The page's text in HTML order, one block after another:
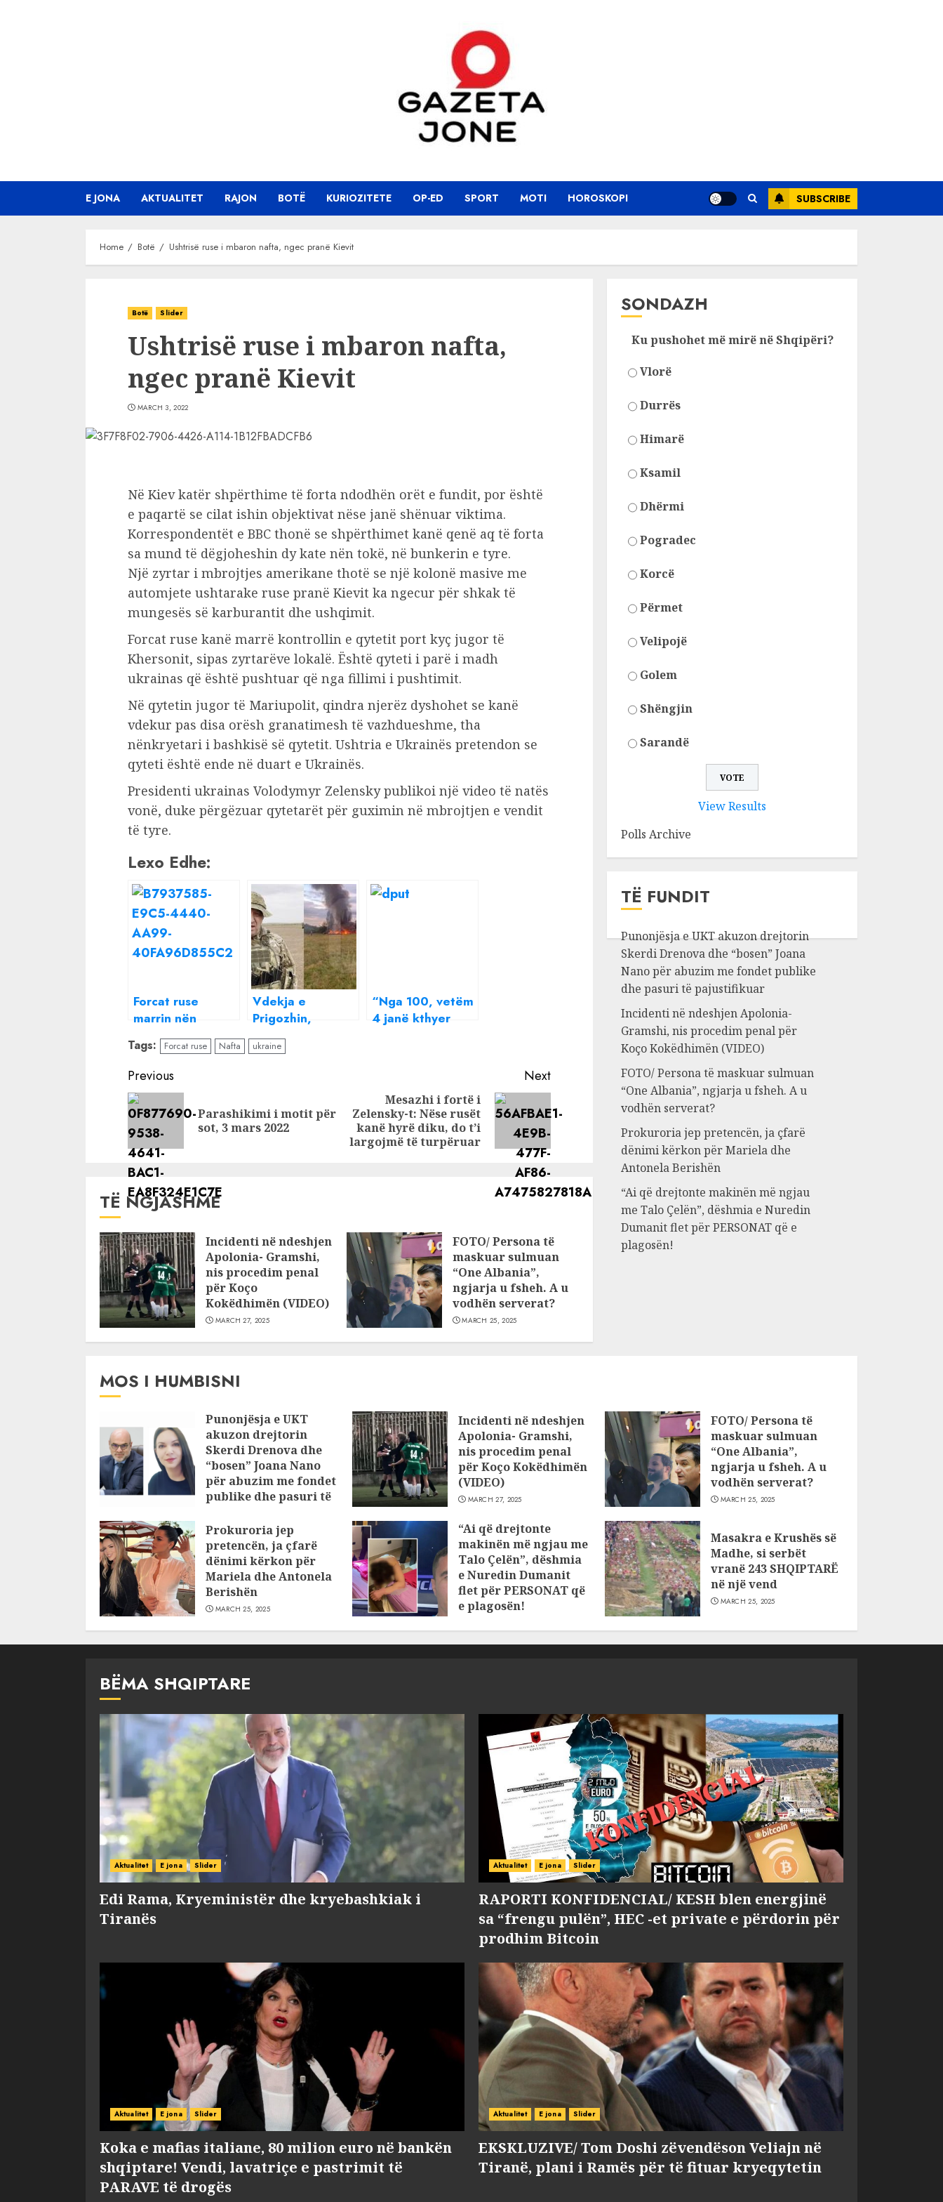
E JONA AKTUALITET RAJON BOTË KURIOZITETE OP-ED SPORT MOTI HOROSKOPI SUBSCRIBE
Home Botë Ushtrisë ruse i mbaron nafta, ngec pranë Kievit
Botë Slider
Ushtrisë ruse i mbaron nafta,
ngec pranë Kievit
MARCH 3, 2022
Në Kiev katër shpërthime të forta ndodhën orët e fundit, por është
e paqartë se cilat ishin objektivat nëse janë shënuar viktima.
Korrespondentët e BBC thonë se shpërthimet kanë qenë aq të forta
sa mund të dëgjoheshin dy kate nën tokë, në bunkerin e tyre.
Një zyrtar i mbrojtjes amerikane thotë se një kolonë masive me
automjete ushtarake ruse pranë Kievit ka ngecur për shkak të
mungesës së karburantit dhe ushqimit.
Forcat ruse kanë marrë kontrollin e qytetit port kyç jugor të
Khersonit, sipas zyrtarëve lokalë. Është qyteti i parë i madh
ukrainas që është pushtuar që nga fillimi i pushtimit.
Në qytetin jugor të Mariupolit, qindra njerëz dyshohet se kanë
vdekur pas disa orësh granatimesh të vazhdueshme, tha
nënkryetari i bashkisë së qytetit. Ushtria e Ukrainës pretendon se
qyteti është ende në duart e Ukrainës.
Presidenti ukrainas Volodymyr Zelensky publikoi një video të natës
vonë, duke përgëzuar qytetarët për guximin në mbrojtjen e vendit
të tyre.
Lexo Edhe:
Forcat ruse
marrin nën
kontroll
aeroportin e
Kievit
Vdekja e
Prigozhin,
Wagner: Avioni u
rrëzua nga forcat
“Nga 100, vetëm
4 janë kthyer
në Ukrainë
Tags: Forcat ruse Nafta ukraine
Continue
Reading
Previous
Previous
post:
Parashikimi i motit për
sot, 3 mars 2022
Next
Next
post:
Mesazhi i fortë i
Zelensky-t: Nëse rusët
kanë hyrë diku, do t’i
largojmë të turpëruar
TË NGJASHME
Incidenti në ndeshjen
Apolonia- Gramshi,
nis procedim penal
për Koço
Kokëdhimën (VIDEO)
MARCH 27, 2025
FOTO/ Persona të
maskuar sulmuan
“One Albania”,
ngjarja u fsheh. A u
vodhën serverat?
MARCH 25, 2025
SONDAZH
Ku pushohet më mirë në Shqipëri?
Vlorë
Durrës
Himarë
Ksamil
Dhërmi
Pogradec
Korcë
Përmet
Velipojë
Golem
Shëngjin
Sarandë
View Results
Polls Archive
TË FUNDIT
Punonjësja e UKT akuzon drejtorin
Skerdi Drenova dhe “bosen” Joana
Nano për abuzim me fondet publike
dhe pasuri të pajustifikuar
Incidenti në ndeshjen Apolonia-
Gramshi, nis procedim penal për
Koço Kokëdhimën (VIDEO)
FOTO/ Persona të maskuar sulmuan
“One Albania”, ngjarja u fsheh. A u
vodhën serverat?
Prokuroria jep pretencën, ja çfarë
dënimi kërkon për Mariela dhe
Antonela Berishën
“Ai që drejtonte makinën më ngjau
me Talo Çelën”, dëshmia e Nuredin
Dumanit flet për PERSONAT që e
plagosën!
MOS I HUMBISNI
Punonjësja e UKT
akuzon drejtorin
Skerdi Drenova dhe
“bosen” Joana Nano
për abuzim me fondet
publike dhe pasuri të
JULY 24, 2025
Incidenti në ndeshjen
Apolonia- Gramshi,
nis procedim penal
për Koço Kokëdhimën
(VIDEO)
MARCH 27, 2025
FOTO/ Persona të
maskuar sulmuan
“One Albania”,
ngjarja u fsheh. A u
vodhën serverat?
MARCH 25, 2025
Prokuroria jep
pretencën, ja çfarë
dënimi kërkon për
Mariela dhe Antonela
Berishën
MARCH 25, 2025
“Ai që drejtonte
makinën më ngjau me
Talo Çelën”, dëshmia
e Nuredin Dumanit
flet për PERSONAT që
e plagosën!
Masakra e Krushës së
Madhe, si serbët
vranë 243 SHQIPTARË
në një vend
MARCH 25, 2025
BËMA SHQIPTARE
Aktualitet E jona Slider
Edi Rama, Kryeministër dhe kryebashkiak i
Tiranës
Aktualitet E jona Slider
RAPORTI KONFIDENCIAL/ KESH blen energjinë
sa “frengu pulën”, HEC -et private e përdorin për
prodhim Bitcoin
Aktualitet E jona Slider
Koka e mafias italiane, 80 milion euro në bankën
shqiptare! Vendi, lavatriçe e pastrimit të
PARAVE të drogës
Aktualitet E jona Slider
EKSKLUZIVE/ Tom Doshi zëvendëson Veliajn në
Tiranë, plani i Ramës për të fituar kryeqytetin